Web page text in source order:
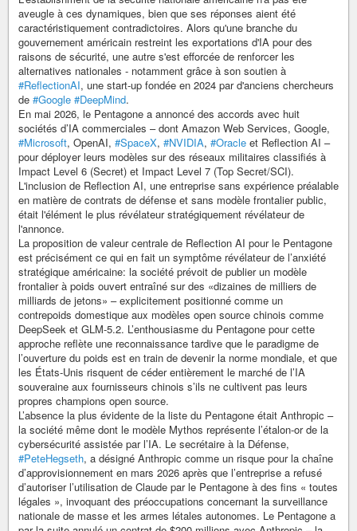
aveugle à ces dynamiques, bien que ses réponses aient été
caractéristiquement contradictoires. Alors qu'une branche du
gouvernement américain restreint les exportations d'IA pour des
raisons de sécurité, une autre s'est efforcée de renforcer les
alternatives nationales - notamment grâce à son soutien à
#ReflectionAI, une start-up fondée en 2024 par d'anciens chercheurs
de #Google #DeepMind.
En mai 2026, le Pentagone a annoncé des accords avec huit
sociétés d’IA commerciales – dont Amazon Web Services, Google,
#Microsoft, OpenAI, #SpaceX, #NVIDIA, #Oracle et Reflection AI –
pour déployer leurs modèles sur des réseaux militaires classifiés à
Impact Level 6 (Secret) et Impact Level 7 (Top Secret/SCI).
L'inclusion de Reflection AI, une entreprise sans expérience préalable
en matière de contrats de défense et sans modèle frontalier public,
était l'élément le plus révélateur stratégiquement révélateur de
l'annonce.
La proposition de valeur centrale de Reflection AI pour le Pentagone
est précisément ce qui en fait un symptôme révélateur de l’anxiété
stratégique américaine: la société prévoit de publier un modèle
frontalier à poids ouvert entraîné sur des «dizaines de milliers de
milliards de jetons» – explicitement positionné comme un
contrepoids domestique aux modèles open source chinois comme
DeepSeek et GLM-5.2. L’enthousiasme du Pentagone pour cette
approche reflète une reconnaissance tardive que le paradigme de
l’ouverture du poids est en train de devenir la norme mondiale, et que
les États-Unis risquent de céder entièrement le marché de l’IA
souveraine aux fournisseurs chinois s’ils ne cultivent pas leurs
propres champions open source.
L’absence la plus évidente de la liste du Pentagone était Anthropic –
la société même dont le modèle Mythos représente l’étalon-or de la
cybersécurité assistée par l’IA. Le secrétaire à la Défense,
#PeteHegseth, a désigné Anthropic comme un risque pour la chaîne
d’approvisionnement en mars 2026 après que l’entreprise a refusé
d’autoriser l’utilisation de Claude par le Pentagone à des fins « toutes
légales », invoquant des préoccupations concernant la surveillance
nationale de masse et les armes létales autonomes. Le Pentagone a